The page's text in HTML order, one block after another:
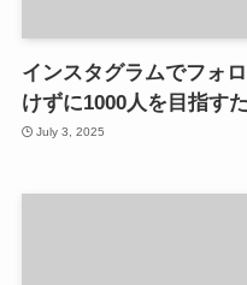
インスタグラムでフォ
けずに1000人を目指す
July 3, 2025